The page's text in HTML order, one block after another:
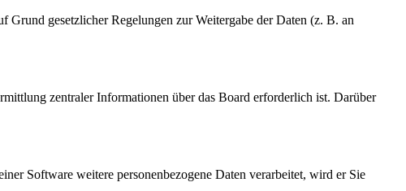
gesetzlicher Regelungen zur Weitergabe der Daten (z. B. an
zentraler Informationen über das Board erforderlich ist. Darüber
Software weitere personenbezogene Daten verarbeitet, wird er Sie